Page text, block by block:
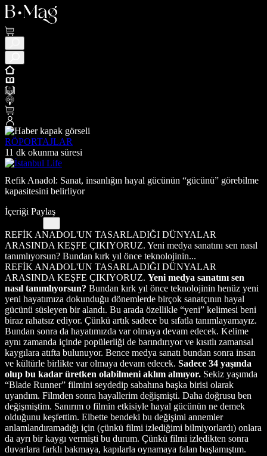
RÖPORTAJLAR
11 dk okunma süresi
Refik Anadol: Sanat, insanlığın hayal gücünün “gücünü” görebilme
kapasitesini belirliyor
İçeriği Paylaş
REFİK ANADOL'UN TASARLADIĞI DÜNYALAR
ARASINDA KEŞFE ÇIKIYORUZ. Yeni medya sanatını sen nasıl
tanımlıyorsun? Bundan kırk yıl önce teknolojinin...
REFİK ANADOL'UN TASARLADIĞI DÜNYALAR
ARASINDA KEŞFE ÇIKIYORUZ. Yeni medya sanatını sen
nasıl tanımlıyorsun? Bundan kırk yıl önce teknolojinin henüz yeni
yeni hayatımıza dokunduğu dönemlerde birçok sanatçının hayal
gücünü süsleyen bir alandı. Bu arada özellikle “yeni” kelimesi beni
biraz rahatsız ediyor. Çünkü artık sadece bu sıfatla tanımlayamayız.
Bundan sonra da hayatımızda var olmaya devam edecek. Kelime
aynı zamanda içinde popülerliği de barındırıyor ve kısıtlı zamansal
kaygılara atıfta bulunuyor. Bence medya sanatı bundan sonra insan
ve kültürle birlikte var olmaya devam edecek. Sadece 34 yaşında
olup bu kadar üretken olabilmeni aklım almıyor. Sekiz yaşımda
“Blade Runner” filmini seydedip sabahına başka birisi olarak
uyandım. Filmden sonra hayallerim değişmişti. Daha doğrusu ben
değişmiştim. Sanırım o filmin etkisiyle hayal gücünün ne demek
olduğunu keşfettim. Elbette bendeki bu değişimi annemler
anlamlandıramadığı için (çünkü filmi izlediğimi bilmiyorlardı) onlara
da ayrı bir kaygı vermişti bu durum. Çünkü filmi izledikten sonra
duvarlara farklı bakmaya, kapılarla oynamaya falan başlamıştım.